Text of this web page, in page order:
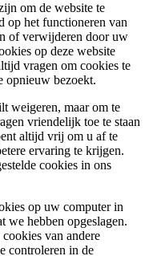
om de website te
op het functioneren van
of verwijderen door uw
op deze website
vragen om cookies te
opnieuw bezoekt.
weigeren, maar om te
vriendelijk toe te staan
altijd vrij om u af te
ervaring te krijgen.
cookies in ons
op uw computer in
we hebben opgeslagen.
van andere
controleren in de